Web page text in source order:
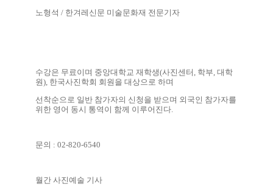
노형석 / 한겨레신문 미술문화재 전문기자
수강은 무료이며 중앙대학교 재학생(사진센터 학부 대학
원), 한국사진학회 회원을 대상으로 하며
선착순으로 일반 참가자의 신청을 받으며 외국인 참가자를
위한 영어 동시 통역이 함께 이루어진다.
문의 : 02-820-6540
월간 사진예술 기사